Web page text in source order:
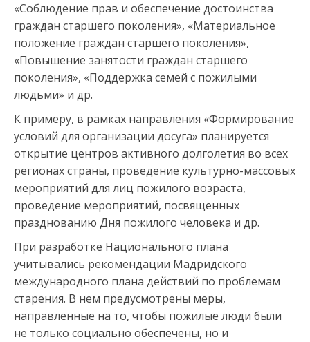
«Соблюдение прав и обеспечение достоинства
граждан старшего поколения», «Материальное
положение граждан старшего поколения»,
«Повышение занятости граждан старшего
поколения», «Поддержка семей с пожилыми
людьми» и др.
К примеру, в рамках направления «Формирование
условий для организации досуга» планируется
открытие центров активного долголетия во всех
регионах страны, проведение культурно-массовых
мероприятий для лиц пожилого возраста,
проведение мероприятий, посвященных
празднованию Дня пожилого человека и др.
При разработке Национального плана
учитывались рекомендации Мадридского
международного плана действий по проблемам
старения. В нем предусмотрены меры,
направленные на то, чтобы пожилые люди были
не только социально обеспечены, но и